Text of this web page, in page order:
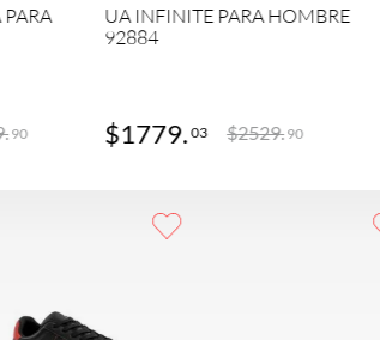
.90
UA INFINITE PARA HOMBRE
92884
$1779.03 $2529. 90